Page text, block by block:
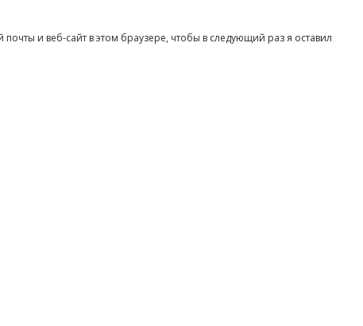
и веб-сайт в этом браузере, чтобы в следующий раз я оставил